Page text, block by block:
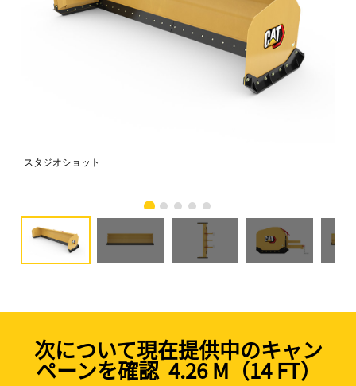
スタジオショット
次について現在提供中のキャン
ペーンを確認 4.26 M（14 FT）